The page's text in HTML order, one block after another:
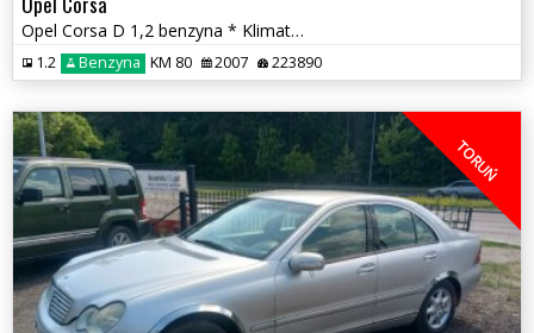
Opel Corsa D 1,2 benzyna * Klimatyzacja Elektryka Zadbana Salon PL *
1.2 Benzyna KM 80 2007 223890
TORUŃ